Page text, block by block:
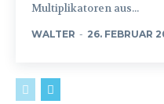
Multiplikatoren aus...
WALTER - 26. FEBRUAR